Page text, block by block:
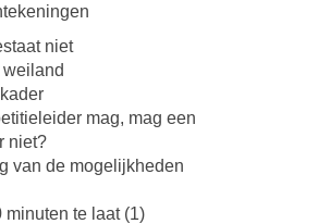
niet
weiland
mag, mag een
niet?
van de mogelijkheden
minuten te laat (1)